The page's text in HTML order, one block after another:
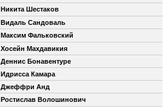
Никита Шестаков
Видаль Сандоваль
Максим Фальковский
Хосейн Махдавикия
Деннис Бонавентуре
Идрисса Камара
Джеффри Анд
Ростислав Волошинович